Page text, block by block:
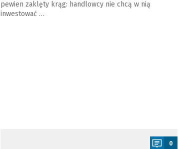
pewien zaklęty krąg: handlowcy nie chcą w nią
inwestować …
0